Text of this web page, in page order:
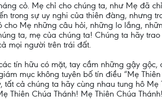
cỏ. Mẹ chỉ cho chúng ta, như Mẹ đã
trong sự uy nghi của thiên đàng, nhưng
Mẹ những câu hỏi, những lo lắng,
ta, mẹ của chúng ta! Chúng ta hãy
mọi người trên trái đất.
tín hữu có mặt, tay cầm những gậy gộc,
mục không tuyên bố tín điều “Mẹ
cả chúng ta hãy cùng nhau tung hô Mẹ
Thiên Chúa Thánh! Mẹ Thiên Chúa